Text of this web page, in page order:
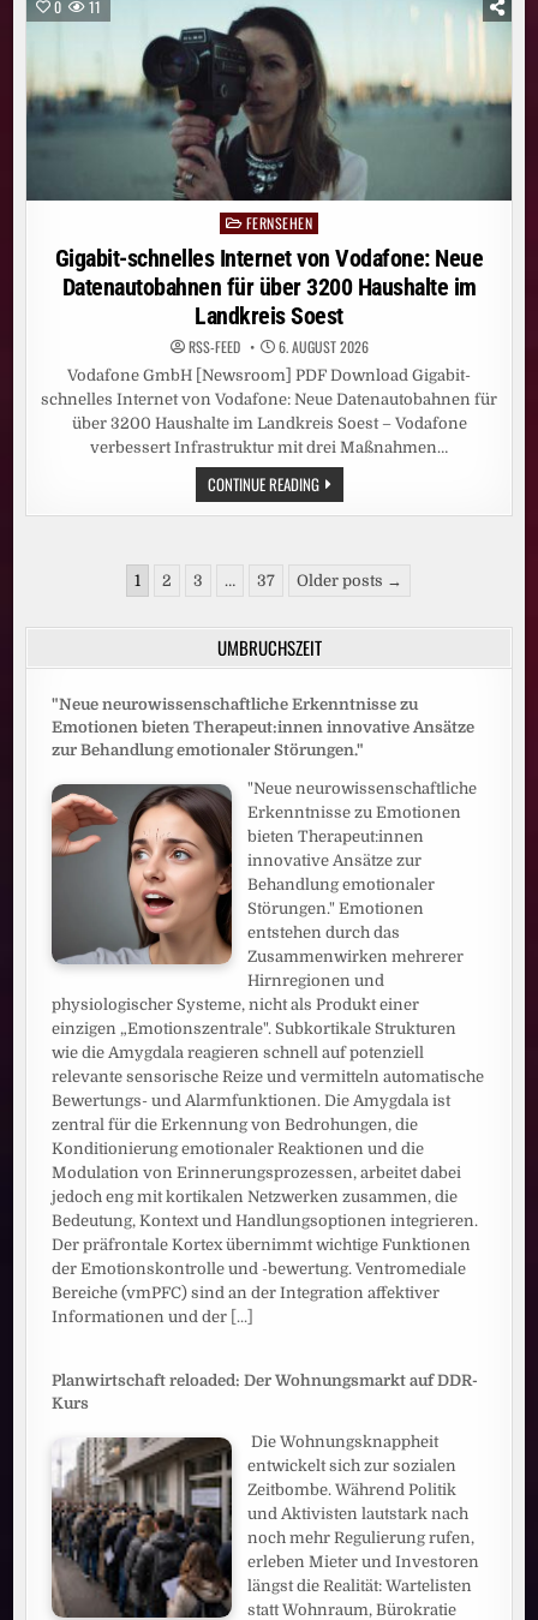
DIENSTAG
MIT
EINER
SOMMER-
EDITION
ZURÜCK
AUF
PROSIEBEN
0 11
Posted
in
FERNSEHEN
Gigabit-schnelles Internet von Vodafone: Neue
Datenautobahnen für über 3200 Haushalte im
Landkreis Soest
RSS-FEED 6. AUGUST 2026
Vodafone GmbH [Newsroom] PDF Download Gigabit-
schnelles Internet von Vodafone: Neue Datenautobahnen für
über 3200 Haushalte im Landkreis Soest – Vodafone
verbessert Infrastruktur mit drei Maßnahmen…
CONTINUE READINGGIGABIT-
SCHNELLES
INTERNET
DATENAUTOBAHNEN
FÜR
3200
HAUSHALTE
IM
LANDKREIS
Seitennummerierung
1 2 3 … 37 Older posts →
UMBRUCHSZEIT
"Neue neurowissenschaftliche Erkenntnisse zu
Emotionen bieten Therapeut:innen innovative Ansätze
zur Behandlung emotionaler Störungen."
"Neue neurowissenschaftliche
Erkenntnisse zu Emotionen
bieten Therapeut:innen
innovative Ansätze zur
Behandlung emotionaler
Störungen." Emotionen
entstehen durch das
Zusammenwirken mehrerer
Hirnregionen und
physiologischer Systeme, nicht als Produkt einer
einzigen „Emotionszentrale". Subkortikale Strukturen
wie die Amygdala reagieren schnell auf potenziell
relevante sensorische Reize und vermitteln automatische
Bewertungs- und Alarmfunktionen. Die Amygdala ist
zentral für die Erkennung von Bedrohungen, die
Konditionierung emotionaler Reaktionen und die
Modulation von Erinnerungsprozessen, arbeitet dabei
jedoch eng mit kortikalen Netzwerken zusammen, die
Bedeutung, Kontext und Handlungsoptionen integrieren.
Der präfrontale Kortex übernimmt wichtige Funktionen
der Emotionskontrolle und -bewertung. Ventromediale
Bereiche (vmPFC) sind an der Integration affektiver
Informationen und der [...]
Planwirtschaft reloaded: Der Wohnungsmarkt auf DDR-
Kurs
Die Wohnungsknappheit
entwickelt sich zur sozialen
Zeitbombe. Während Politik
und Aktivisten lautstark nach
noch mehr Regulierung rufen,
erleben Mieter und Investoren
längst die Realität: Wartelisten
statt Wohnraum, Bürokratie